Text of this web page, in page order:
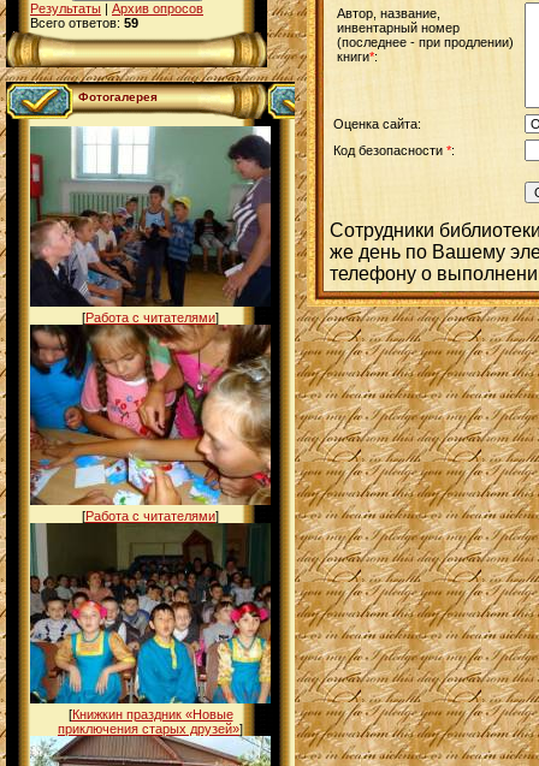
Результаты | Архив опросов
Всего ответов: 59
Фотогалерея
[Работа с читателями]
[Работа с читателями]
[Книжкин праздник «Новые
приключения старых друзей»]
Автор, название,
инвентарный номер
(последнее - при продлении)
книги*:
Оценка сайта:
Код безопасности *:
Сотрудники
же день по Вашему
телефону о